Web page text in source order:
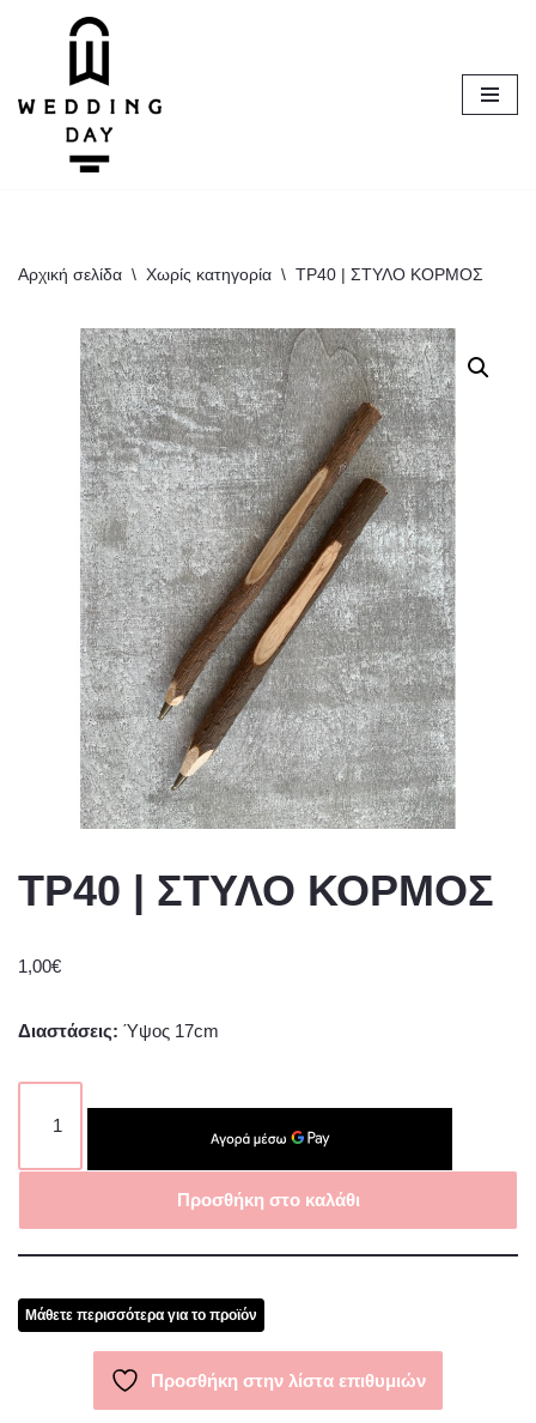
περιεχόμενο
Αρχική σελίδα \ Χωρίς κατηγορία \ ΤΡ40 | ΣΤΥΛΟ ΚΟΡΜΟΣ
ΤΡ40 | ΣΤΥΛΟ ΚΟΡΜΟΣ
1,00€
Διαστάσεις: Ύψος 17cm
Προσθήκη στο καλάθι
Μάθετε περισσότερα για το προϊόν
Προσθήκη στην λίστα επιθυμιών